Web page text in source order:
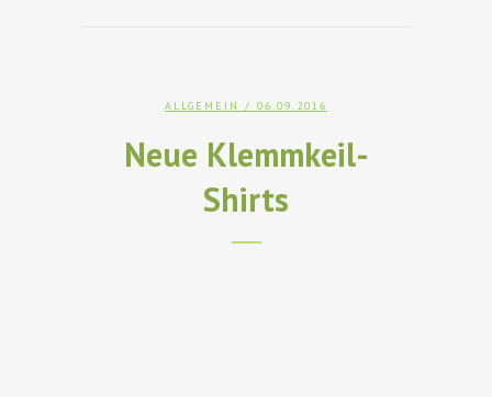
ALLGEMEIN / 06.09.2016
Neue Klemmkeil-
Shirts